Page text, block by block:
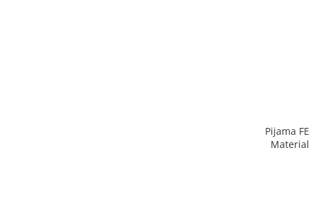
Pijama
Material